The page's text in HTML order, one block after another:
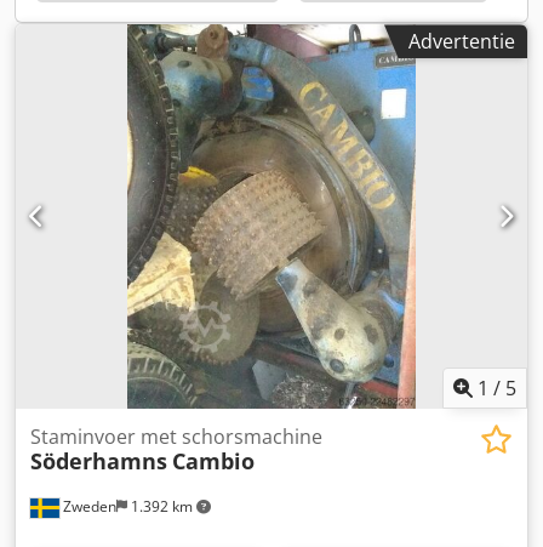
Advertentie
1 / 5
Zweden 1.392 km
Staminvoer met schorsmachine
Söderhamns Cambio